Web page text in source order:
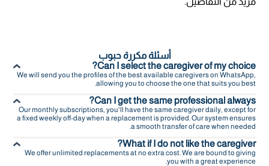
أسئلة مكررة حبوب
Can I select the caregiver of my choice?
We will send you the profiles of the best available caregivers on WhatsApp,
allowing you to choose the one that suits you best.
Can I get the same professional always?
Our monthly subscriptions, you'll have the same caregiver daily, except for
a fixed weekly off-day when a replacement is provided. Our system ensures
a smooth transfer of care when needed.
What if I do not like the caregiver?
We offer unlimited replacements at no extra cost. We are bound to giving
you with a great experience.